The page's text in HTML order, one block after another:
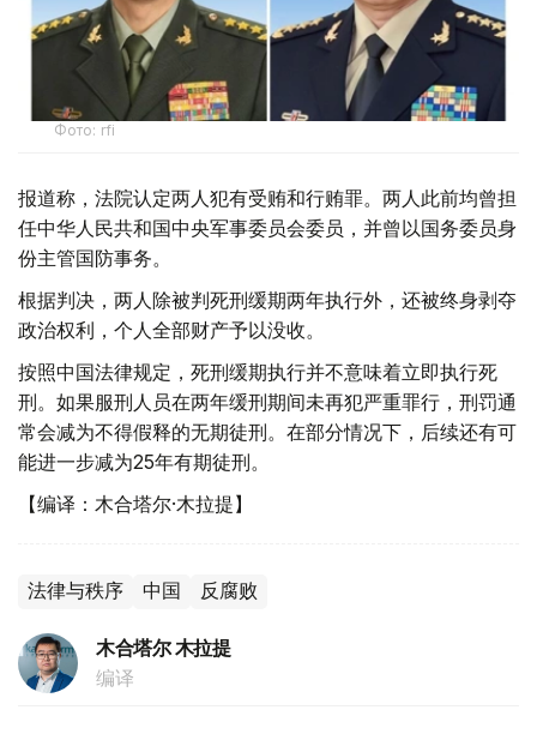
Фото: rfi
报道称，法院认定两人犯有受贿和行贿罪。两人此前均曾担
任中华人民共和国中央军事委员会委员，并曾以国务委员身
份主管国防事务。
根据判决，两人除被判死刑缓期两年执行外，还被终身剥夺
政治权利，个人全部财产予以没收。
按照中国法律规定，死刑缓期执行并不意味着立即执行死
刑。如果服刑人员在两年缓刑期间未再犯严重罪行，刑罚通
常会减为不得假释的无期徒刑。在部分情况下，后续还有可
能进一步减为25年有期徒刑。
【编译：木合塔尔·木拉提】
法律与秩序 中国 反腐败
木合塔尔 木拉提
编译